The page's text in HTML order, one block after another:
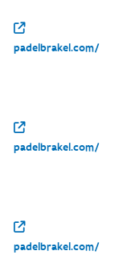
padelbrakel.com/
padelbrakel.com/
padelbrakel.com/